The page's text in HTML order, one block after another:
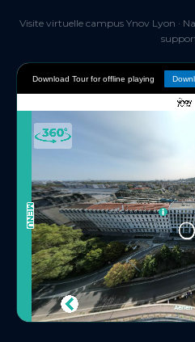
Visite virtuelle campus Ynov Lyon ·